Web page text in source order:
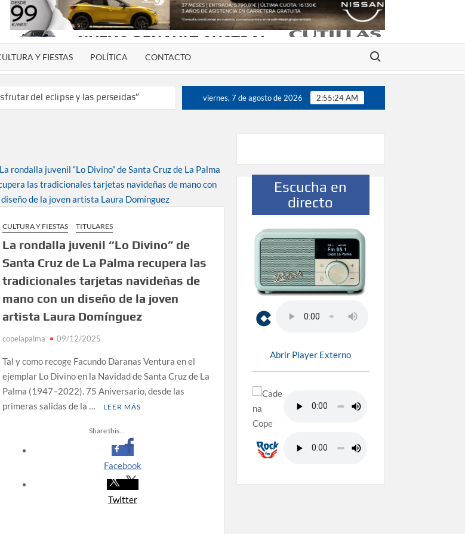
Y FIESTAS POLÍTICA CONTACTO
Buscar:
del eclipse y las perseidas”
y traer el cinturón a Canarias”
de Los Llanos de Aridane
Tazacorte “avanza y cumple
de género con el apoyo
La Palma y refuerza el comercio local
y exige respuestas sobre las
capitalinas derivados a hospitales de
viernes, 7 de agosto de 2026 2:55:24 AM
CULTURA Y FIESTAS TITULARES
La rondalla juvenil “Lo Divino” de
Santa Cruz de La Palma recupera las
tradicionales tarjetas navideñas de
mano con un diseño de la joven
artista Laura Domínguez
copelapalma 09/12/2025
Tal y como recoge Facundo Daranas Ventura en el
ejemplar Lo Divino en la Navidad de Santa Cruz de La
Palma (1947–2022). 75 Aniversario, desde las
primeras salidas de la …
LEER MÁS
Share this...
Facebook
Twitter
Escucha en
directo
Abrir Player Externo